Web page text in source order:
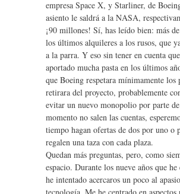
empresa Space X, y Starliner, de
asiento le saldrá a la NASA,
¡90 millones! Sí, has leído bien: más
los últimos alquileres a los rusos, que
a la parra. Y eso sin tener en cuenta
aportado mucha pasta en los últimos
que Boeing respetara mínimamente los
retirara del proyecto, probablemente
evitar un nuevo monopolio por parte
momento no salen las cuentas,
tiempo hagan ofertas de dos por uno o
regalen una taza con cada plaza.
Quedan más preguntas, pero, como
espacio. Durante los nueve años que
he intentado acercaros un poco al